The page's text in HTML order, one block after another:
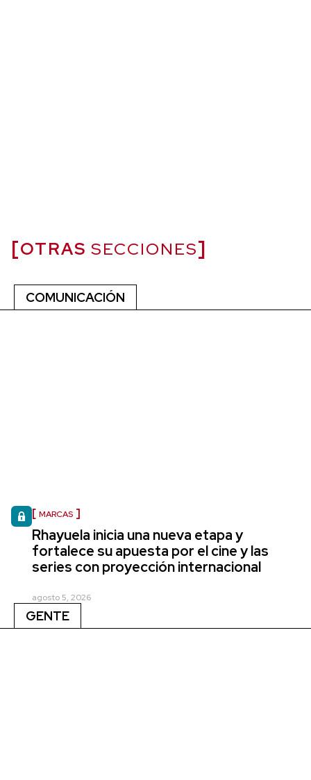
OTRAS SECCIONES
COMUNICACIÓN
MARCAS
Rhayuela inicia una nueva etapa y
fortalece su apuesta por el cine y las
series con proyección internacional
agosto 5, 2026
GENTE